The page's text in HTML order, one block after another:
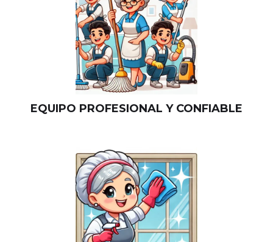
EQUIPO PROFESIONAL Y CONFIABLE